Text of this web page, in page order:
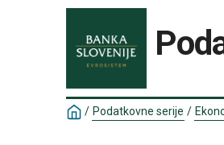
/ Podatkovne serije /